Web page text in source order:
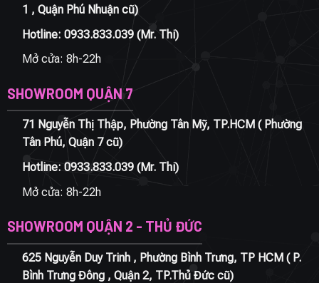
1 , Quận Phú Nhuận cũ)
Hotline: 0933.833.039(Mr. Thi)
Mở cửa: 8h-22h
SHOWROOM QUẬN 7
71 Nguyễn Thị Thập, Phường Tân Mỹ, TP.HCM ( Phường
Tân Phú, Quận 7 cũ)
Hotline: 0933.833.039(Mr. Thi)
Mở cửa: 8h-22h
SHOWROOM QUẬN 2 - THỦ ĐỨC
625 Nguyễn Duy Trinh , Phường Bình Trưng, TP HCM ( P.
Bình Trưng Đông , Quận 2, TP.Thủ Đức cũ)